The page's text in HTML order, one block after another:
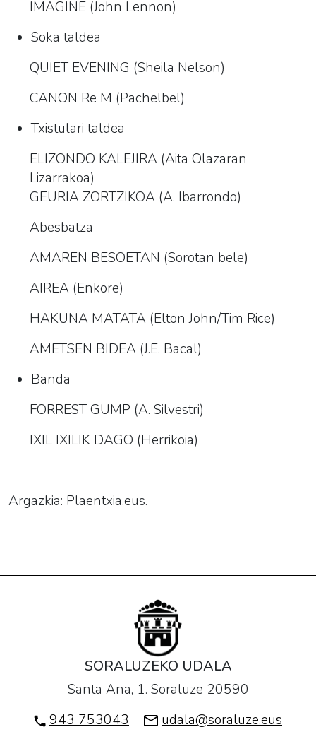
IMAGINE (John Lennon)
Soka taldea
QUIET EVENING (Sheila Nelson)
CANON Re M (Pachelbel)
Txistulari taldea
ELIZONDO KALEJIRA (Aita Olazaran
Lizarrakoa)
GEURIA ZORTZIKOA (A. Ibarrondo)
Abesbatza
AMAREN BESOETAN (Sorotan bele)
AIREA (Enkore)
HAKUNA MATATA (Elton John/Tim Rice)
AMETSEN BIDEA (J.E. Bacal)
Banda
FORREST GUMP (A. Silvestri)
IXIL IXILIK DAGO (Herrikoia)
Argazkia: Plaentxia.eus.
SORALUZEKO UDALA
Santa Ana, 1. Soraluze 20590
943 753043
udala@soraluze.eus